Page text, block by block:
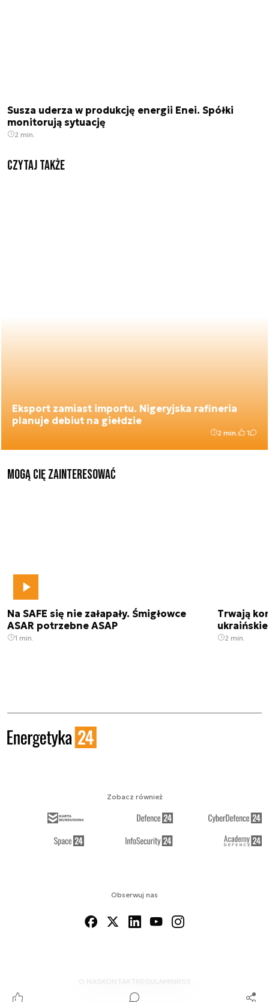
Susza uderza w produkcję energii Enei. Spółki
monitorują sytuację
2 min.
Czytaj także
Eksport zamiast importu. Nigeryjska rafineria
planuje debiut na giełdzie
2 min. 1
Mogą Cię zainteresować
Na SAFE się nie załapały. Śmigłowce
ASAR potrzebne ASAP
1 min.
Trwają
2 min.
Obserwuj nas
O NAS KONTAKTREGULAMINRSS
Zobacz również